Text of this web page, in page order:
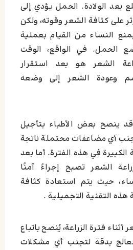
بعد الولادة. الحمل يؤدي إلى
على كثافة الشعر وقوته، ولكن
النساء من القيام بعملية
الحمل. في الواقع، الوقت
الشعر هو بعد استقرار
وعودة الشعر إلى وضعه
ينصح بعض الأطباء بتأجيل
أي مضاعفات محتملة ناتجة
الكبيرة في هذه الفترة. أما بعد
الشعر تصبح إجراءً آمنًا
حيث يتم استعادة كثافة
التقنية التجميلية .
فترة الزراعة، يُنصح باتباع
بدقة لتجنب أي مشكلات